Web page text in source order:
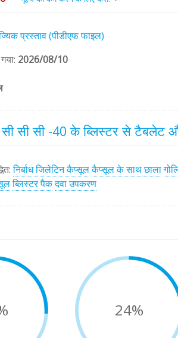
प्रस्ताव (पीडीएफ फाइल)
2026/08/10
सी सी -40 के ब्लिस्टर से टैबलेट
निर्बाध जिलेटिन कैप्सूलकैप्सूल के साथ छाला
ब्लिस्टर पैकदवा उपकरण
24%